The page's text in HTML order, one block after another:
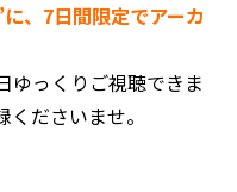
、7日間限定でアーカ
ゆっくりご視聴できま
ださいませ。